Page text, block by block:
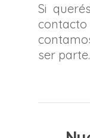
Si
ser parte.